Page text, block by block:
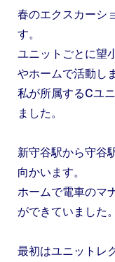
春のエクスカーシ
す。
ユニットごとに望
やホームで活動し
私が所属するCユ
ました。
新守谷駅から守谷
向かいます。
ホームで電車のマ
ができていました。
最初はユニットレ